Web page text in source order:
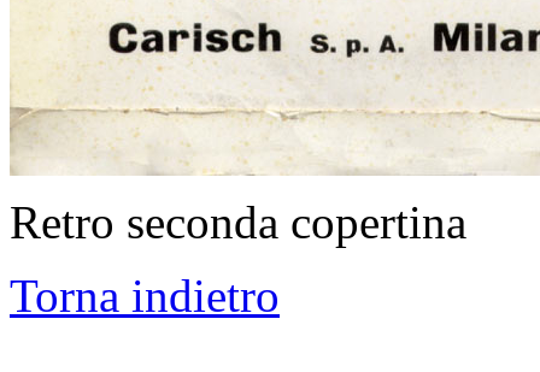
Retro seconda copertina
Torna indietro